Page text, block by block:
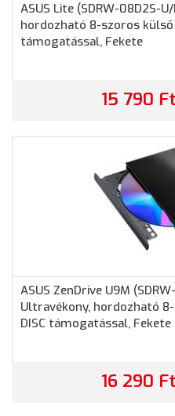
ASUS Lite (SDRW-08D2S-
hordozható 8-szoros külső
támogatással, Fekete
15 790 Ft
ASUS ZenDrive U9M
Ultravékony, hordozható
DISC támogatással, Fekete
16 290 Ft